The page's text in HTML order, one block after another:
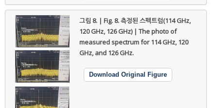
그림 8. | Fig. 8.측정된 스펙트럼(114 GHz,
120 GHz, 126 GHz) | The photo of
measured spectrum for 114 GHz, 120
GHz, and 126 GHz.
Download Original Figure